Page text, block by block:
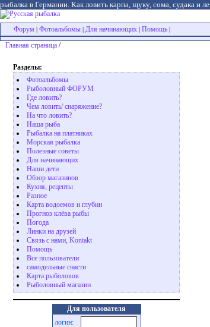
рыбалка в Германии. Как ловить карпа, щуку, сома, судака и
Форум Фотоальбомы Для начинающих Помощь
Главная страница /
Разделы:
Фотоальбомы
Рыболовный ФОРУМ
Где ловить?
Чем ловить/ снаряжение?
На что ловить?
Наша рыба
Рыбалка на платниках
Морская рыбалка
Полезные советы
Для начинающих
Наши дети
Обзор магазинов
Кухня, рецепты
Разное
Карта водоемов и глубин
Прогноз клёва рыбы
Погода
Линки на друзей
Связь с нами, Kontakt
Помощь
Все пользователи
самодельные снасти
Карта рыболовов
Рыболовный магазин
Для пользователя
логин: